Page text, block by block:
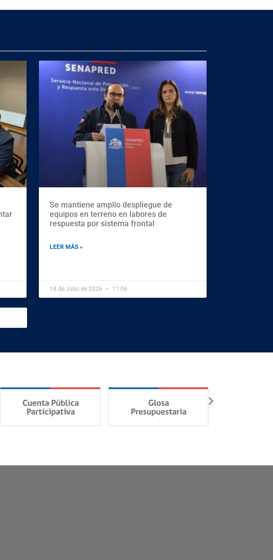
Se mantiene amplio despliegue de
equipos en terreno en labores de
respuesta por sistema frontal
LEER MÁS »
18 de Julio de 2026 11:06